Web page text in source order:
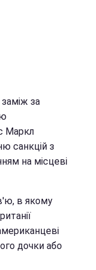
за
Маркл
санкцій з
на місцеві
в якому
дочки або